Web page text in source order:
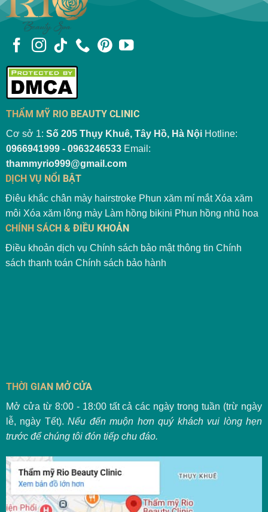
THẨM MỸ RIO BEAUTY CLINIC
Cơ sở 1: Số 205 Thụy Khuê, Tây Hồ, Hà NộiHotline:
0966941999 - 0963246533Email:
thammyrio999@gmail.com
DỊCH VỤ NỔI BẬT
Điêu khắc chân mày hairstroke Phun xăm mí mắt Xóa xăm
môi Xóa xăm lông mày Làm hồng bikini Phun hồng nhũ hoa
CHÍNH SÁCH & ĐIỀU KHOẢN
Điều khoản dịch vụ Chính sách bảo mật thông tin Chính
sách thanh toán Chính sách bảo hành
THỜI GIAN MỞ CỬA
Mở cửa từ 8:00 - 18:00 tất cả các ngày trong tuần (trừ ngày
lễ, ngày Tết).Nếu đến muộn hơn quý khách vui lòng hẹn
trước để chúng tôi đón tiếp chu đáo.